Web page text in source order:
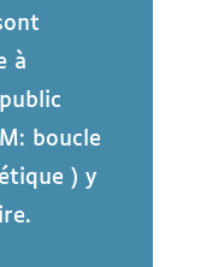
à
boucle
) y